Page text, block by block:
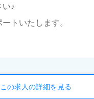
い♪
トいたします。
この求人の詳細を見る